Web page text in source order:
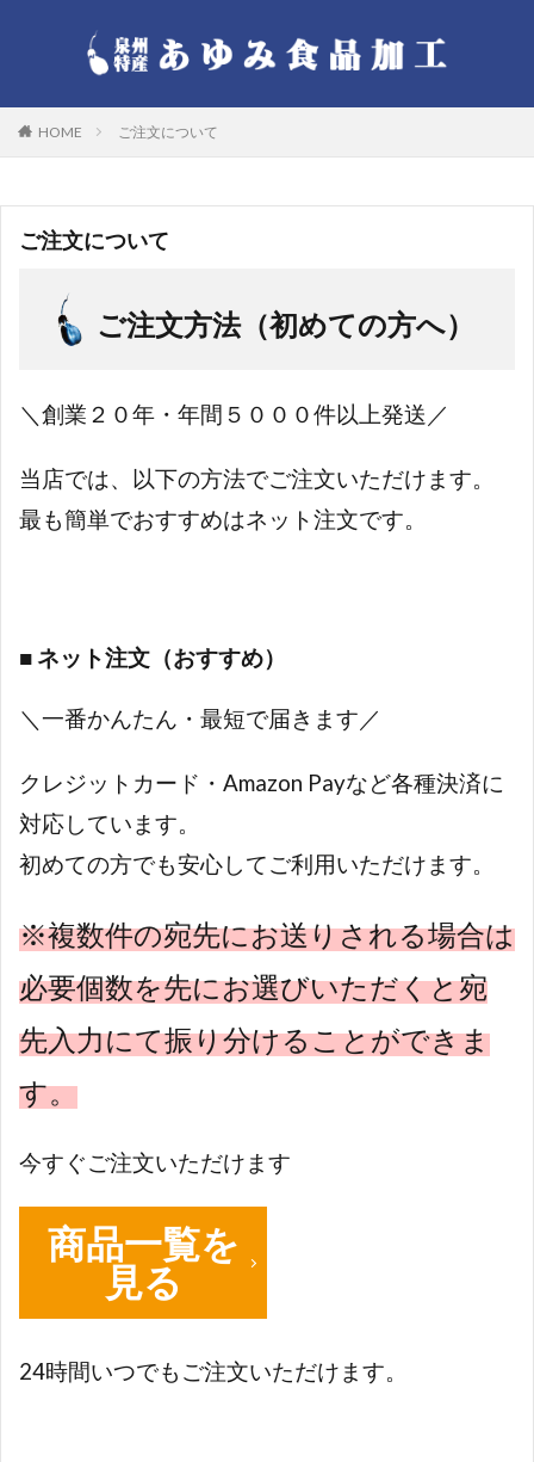
HOME ご注文について
ご注文について
ご注文方法（初めての方へ）
＼創業２０年・年間５０００件以上発送／
当店では、以下の方法でご注文いただけます。
最も簡単でおすすめはネット注文です。
■ ネット注文（おすすめ）
＼一番かんたん・最短で届きます／
クレジットカード・Amazon Payなど各種決済に
対応しています。
初めての方でも安心してご利用いただけます。
※複数件の宛先にお送りされる場合は
必要個数を先にお選びいただくと宛
先入力にて振り分けることができま
す。
今すぐご注文いただけます
商品一覧を
見る
24時間いつでもご注文いただけます。